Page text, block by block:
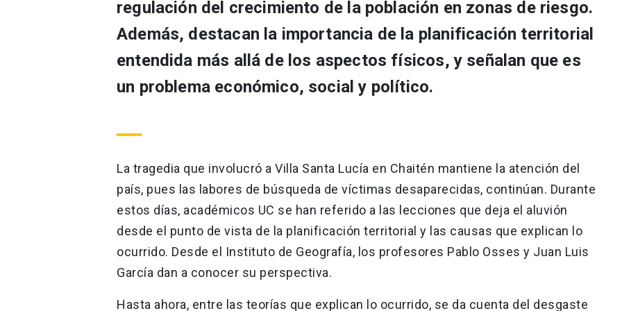
regulación del crecimiento de la población en zonas de riesgo.
Además, destacan la importancia de la planificación territorial
entendida más allá de los aspectos físicos, y señalan que es
un problema económico, social y político.
La tragedia que involucró a Villa Santa Lucía en Chaitén mantiene la atención del
país, pues las labores de búsqueda de víctimas desaparecidas, continúan. Durante
estos días, académicos UC se han referido a las lecciones que deja el aluvión
desde el punto de vista de la planificación territorial y las causas que explican lo
ocurrido. Desde el Instituto de Geografía, los profesores Pablo Osses y Juan Luis
García dan a conocer su perspectiva.
Hasta ahora, entre las teorías que explican lo ocurrido, se da cuenta del desgaste